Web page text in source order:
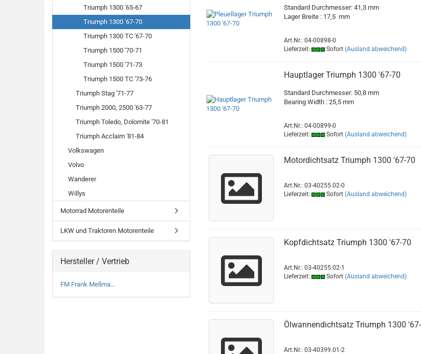
Standard Durchmesser: 41,3 mm
Lager Breite : 17,5 mm
Art.Nr.: 04-00898-0
Lieferzeit:
Sofort (Ausland abweichend)
Hauptlager Triumph 1300 '67-70
Standard Durchmesser: 50,8 mm
Bearing Width : 25,5 mm
Art.Nr.: 04-00899-0
Lieferzeit:
Sofort (Ausland abweichend)
Motordichtsatz Triumph 1300 '67-70
Art.Nr.: 03-40255.02-0
Lieferzeit:
Sofort (Ausland abweichend)
Kopfdichtsatz Triumph 1300 '67-70
Art.Nr.: 03-40255.02-1
Lieferzeit:
Sofort (Ausland abweichend)
Ölwannendichtsatz Triumph 1300
Art.Nr.: 03-40399.01-2
Triumph 1300 '65-67
Triumph 1300 '67-70
Triumph 1300 TC '67-70
Triumph 1500 '70-71
Triumph 1500 '71-73
Triumph 1500 TC '73-76
Triumph Stag '71-77
Triumph 2000, 2500 '63-77
Triumph Toledo, Dolomite '70-81
Triumph Acclaim '81-84
Volkswagen
Volvo
Wanderer
Willys
Motorrad Motorenteile
LKW und Traktoren Motorenteile
Hersteller / Vertrieb
FM Frank Mellma...